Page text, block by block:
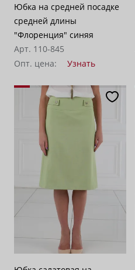
Юбка на средней посадке
средней длины
"Флоренция" синяя
Арт. 110-845
Опт. цена:
Узнать